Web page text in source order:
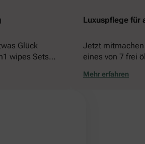
Glück
wipes Sets
Luxuspflege für
Jetzt
eines von 7 frei
Mehr erfahren